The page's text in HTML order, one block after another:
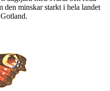
den minskar starkt i hela landet